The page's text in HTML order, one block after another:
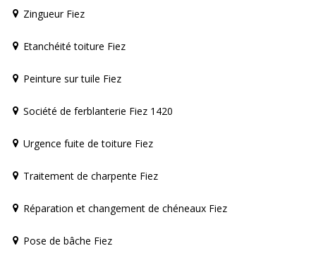
Zingueur Fiez
Etanchéité toiture Fiez
Peinture sur tuile Fiez
Société de ferblanterie Fiez 1420
Urgence fuite de toiture Fiez
Traitement de charpente Fiez
Réparation et changement de chéneaux Fiez
Pose de bâche Fiez